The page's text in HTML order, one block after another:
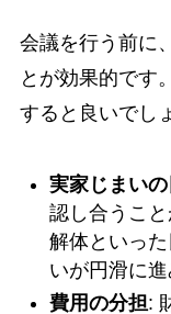
会議を行う前に
とが効果的です
すると良いでし
実家じまい
認し合うこ
解体といっ
いが円滑に進
費用の分担: